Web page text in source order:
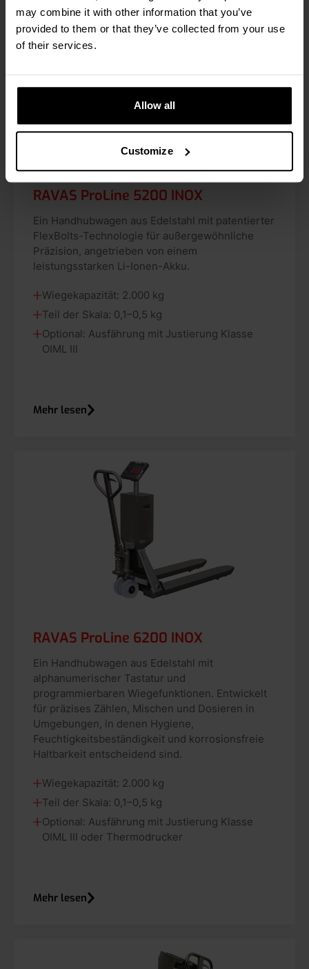
may combine it with other information that you’ve
provided to them or that they’ve collected from your use
of their services.
Allow all
Customize
RAVAS ProLine 5200 INOX
Ein Handhubwagen aus Edelstahl mit patentierter
FlexBolts-Technologie für außergewöhnliche
Präzision, angetrieben von einem
leistungsstarken Li-Ionen-Akku.
Wiegekapazität: 2.000 kg
Teil der Skala: 0,1–0,5 kg
Optional: Ausfährung mit Justierung Klasse
OIML III
Mehr lesen
RAVAS ProLine 6200 INOX
Ein Handhubwagen aus Edelstahl mit
alphanumerischer Tastatur und
programmierbaren Wiegefunktionen. Entwickelt
für präzises Zählen, Mischen und Dosieren in
Umgebungen, in denen Hygiene,
Feuchtigkeitsbeständigkeit und korrosionsfreie
Haltbarkeit entscheidend sind.
Wiegekapazität: 2.000 kg
Teil der Skala: 0,1–0,5 kg
Optional: Ausfährung mit Justierung Klasse
OIML III oder Thermodrucker
Mehr lesen